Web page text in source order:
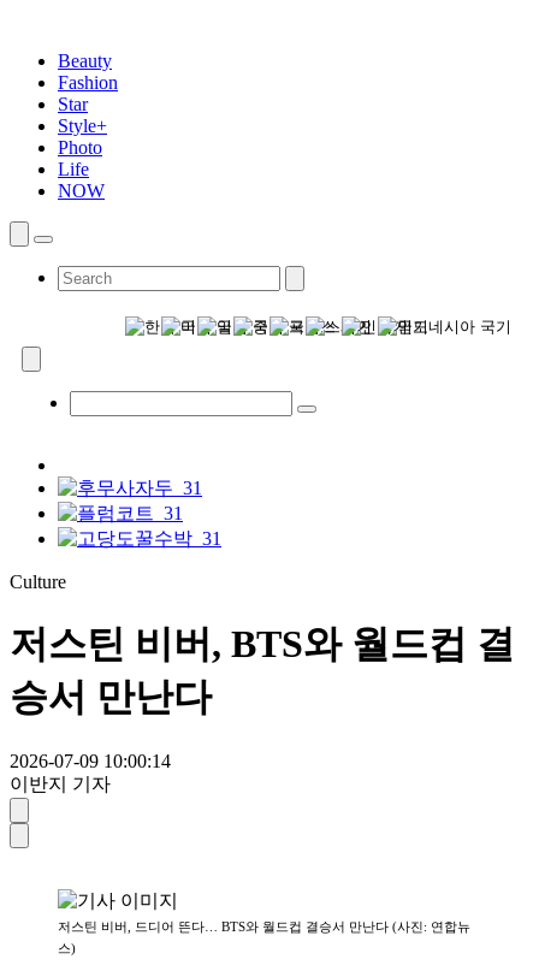
Beauty
Fashion
Star
Style+
Photo
Life
NOW
Culture
저스틴 비버, BTS와 월드컵 결
승서 만난다
2026-07-09 10:00:14
이반지 기자
저스틴 비버, 드디어 뜬다… BTS와 월드컵 결승서 만난다 (사진: 연합뉴
스)